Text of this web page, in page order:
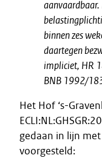
binnen zes
daartegen
impliciet, HR
BNB 1992/
Het Hof ‘s-
gedaan in lijn
voorgesteld: